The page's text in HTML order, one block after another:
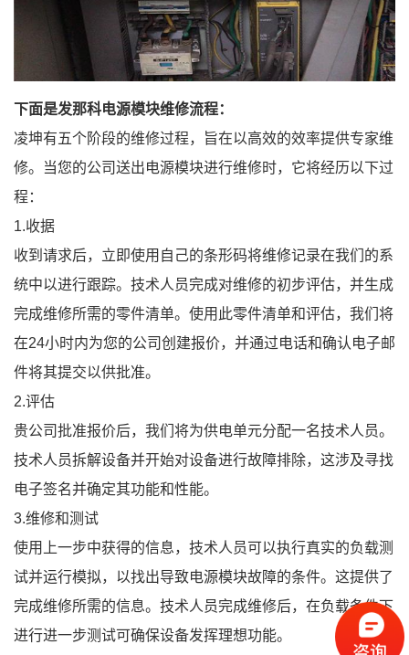
下面是发那科电源模块维修流程：
凌坤有五个阶段的维修过程，旨在以高效的效率提供专家维
修。当您的公司送出电源模块进行维修时，它将经历以下过
程：
1.收据
收到请求后，立即使用自己的条形码将维修记录在我们的系
统中以进行跟踪。技术人员完成对维修的初步评估，并生成
完成维修所需的零件清单。使用此零件清单和评估，我们将
在24小时内为您的公司创建报价，并通过电话和确认电子邮
件将其提交以供批准。
2.评估
贵公司批准报价后，我们将为供电单元分配一名技术人员。
技术人员拆解设备并开始对设备进行故障排除，这涉及寻找
电子签名并确定其功能和性能。
3.维修和测试
使用上一步中获得的信息，技术人员可以执行真实的负载测
试并运行模拟，以找出导致电源模块故障的条件。这提供了
完成维修所需的信息。技术人员完成维修后，在负载条件下
进行进一步测试可确保设备发挥理想功能。